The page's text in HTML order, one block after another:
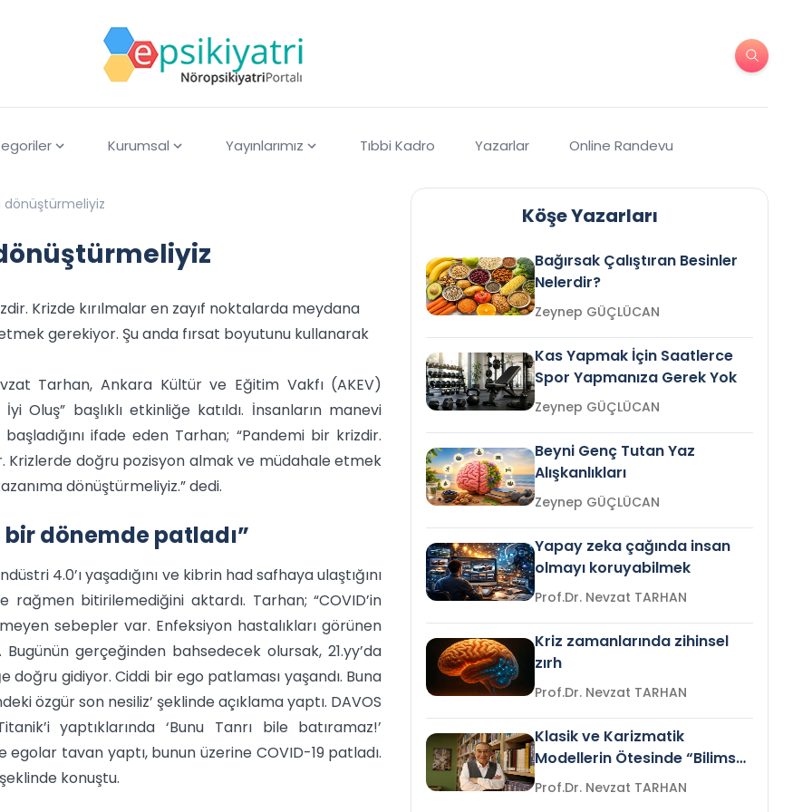
Kurumsal Yayınlarımız Tıbbi Kadro Yazarlar Online Randevu
dönüştürmeliyiz
Krizde kırılmalar en zayıf noktalarda meydana
gerekiyor. Şu anda fırsat boyutunu kullanarak
Tarhan, Ankara Kültür ve Eğitim Vakfı (AKEV)
Oluş” başlıklı etkinliğe katıldı. İnsanların manevi
ifade eden Tarhan; “Pandemi bir krizdir.
Krizlerde doğru pozisyon almak ve müdahale etmek
dönüştürmeliyiz.” dedi.
dönemde patladı”
4.0’ı yaşadığını ve kibrin had safhaya ulaştığını
bitirilemediğini aktardı. Tarhan; “COVID’in
sebepler var. Enfeksiyon hastalıkları görünen
gerçeğinden bahsedecek olursak, 21.yy’da
gidiyor. Ciddi bir ego patlaması yaşandı. Buna
özgür son nesiliz’ şeklinde açıklama yaptı. DAVOS
yaptıklarında ‘Bunu Tanrı bile batıramaz!’
egolar tavan yaptı, bunun üzerine COVID-19 patladı.
konuştu.
Köşe Yazarları
Bağırsak Çalıştıran Besinler
Nelerdir?
Zeynep GÜÇLÜCAN
Kas Yapmak İçin Saatlerce
Spor Yapmanıza Gerek Yok
Zeynep GÜÇLÜCAN
Beyni Genç Tutan Yaz
Alışkanlıkları
Zeynep GÜÇLÜCAN
Yapay zeka çağında insan
olmayı koruyabilmek
Prof.Dr. Nevzat TARHAN
Kriz zamanlarında zihinsel
zırh
Prof.Dr. Nevzat TARHAN
Klasik ve Karizmatik
Modellerin Ötesinde “Bilimsel
Liderlik”
Prof.Dr. Nevzat TARHAN